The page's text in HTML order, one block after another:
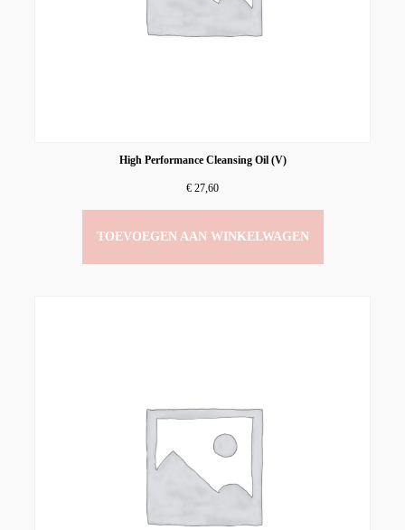
High Performance Cleansing Oil (V)
€ 27,60
TOEVOEGEN AAN WINKELWAGEN